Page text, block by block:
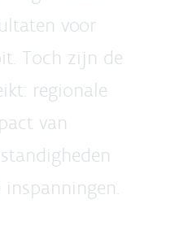
voor
Toch zijn de
regionale
van